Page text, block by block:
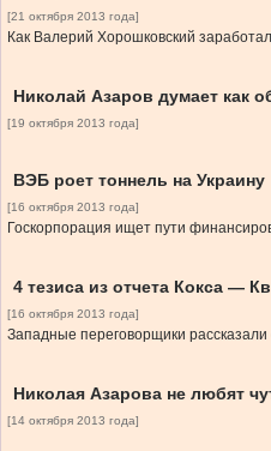
[21 октября 2013 года]
Как Валерий Хорошковский
Николай Азаров думает как
[19 октября 2013 года]
ВЭБ роет тоннель на Украину
[16 октября 2013 года]
Госкорпорация ищет пути
4 тезиса из отчета Кокса —
[16 октября 2013 года]
Западные переговорщики
Николая Азарова не любят
[14 октября 2013 года]